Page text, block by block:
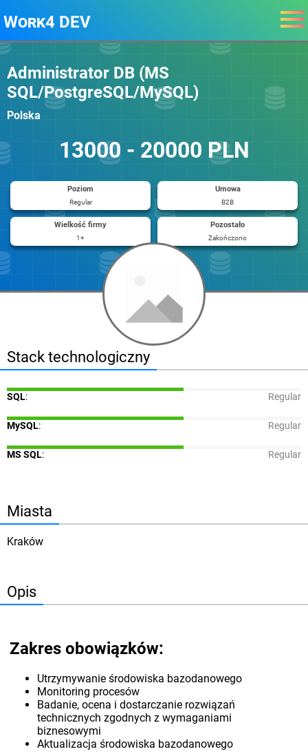
Work4 DEV
Administrator DB (MS
SQL/PostgreSQL/MySQL)
Polska
13000 - 20000 PLN
Poziom
Regular
Umowa
B2B
Wielkość firmy
1+
Pozostało
Zakończono
Stack technologiczny
SQL: Regular
MySQL: Regular
MS SQL: Regular
Miasta
Kraków
Opis
Zakres obowiązków:
Utrzymywanie środowiska bazodanowego
Monitoring procesów
Badanie, ocena i dostarczanie rozwiązań
technicznych zgodnych z wymaganiami
biznesowymi
Aktualizacja środowiska bazodanowego